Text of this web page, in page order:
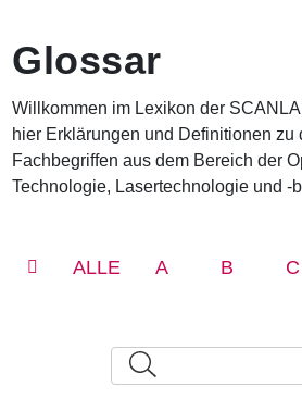
a
v
i
g
a
t
i
Glossar
Willkommen im Lexikon der
hier Erklärungen und Definitionen zu
Fachbegriffen aus dem Bereich der
Technologie, Lasertechnologie und -
ALLE A B C